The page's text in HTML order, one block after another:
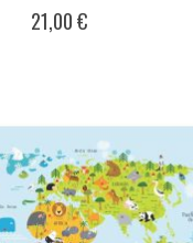
21,00 €